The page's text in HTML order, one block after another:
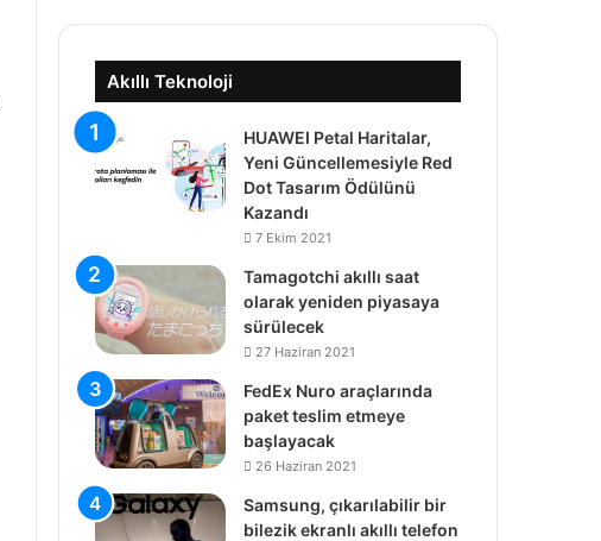
Akıllı Teknoloji
HUAWEI Petal Haritalar,
Yeni Güncellemesiyle Red
Dot Tasarım Ödülünü
Kazandı
7 Ekim 2021
Tamagotchi akıllı saat
olarak yeniden piyasaya
sürülecek
27 Haziran 2021
FedEx Nuro araçlarında
paket teslim etmeye
başlayacak
26 Haziran 2021
Samsung, çıkarılabilir bir
bilezik ekranlı akıllı telefon